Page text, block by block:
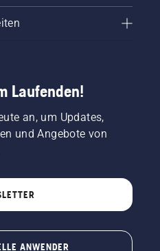
Laufenden!
an, um Updates,
und Angebote von
ANWENDER